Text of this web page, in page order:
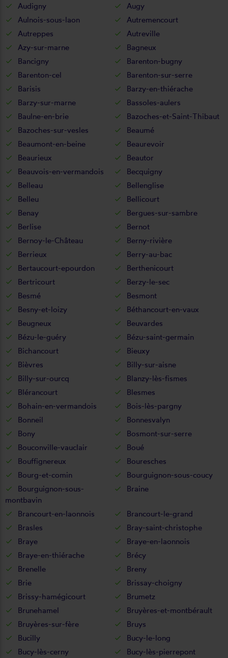
Audigny
Augy
Aulnois-sous-laon
Autremencourt
Autreppes
Autreville
Azy-sur-marne
Bagneux
Bancigny
Barenton-bugny
Barenton-cel
Barenton-sur-serre
Barisis
Barzy-en-thiérache
Barzy-sur-marne
Bassoles-aulers
Baulne-en-brie
Bazoches-et-Saint-Thibaut
Bazoches-sur-vesles
Beaumé
Beaumont-en-beine
Beaurevoir
Beaurieux
Beautor
Beauvois-en-vermandois
Becquigny
Belleau
Bellenglise
Belleu
Bellicourt
Benay
Bergues-sur-sambre
Berlise
Bernot
Bernoy-le-Château
Berny-rivière
Berrieux
Berry-au-bac
Bertaucourt-epourdon
Berthenicourt
Bertricourt
Berzy-le-sec
Besmé
Besmont
Besny-et-loizy
Béthancourt-en-vaux
Beugneux
Beuvardes
Bézu-le-guéry
Bézu-saint-germain
Bichancourt
Bieuxy
Bièvres
Billy-sur-aisne
Billy-sur-ourcq
Blanzy-lès-fismes
Blérancourt
Blesmes
Bohain-en-vermandois
Bois-lès-pargny
Bonneil
Bonnesvalyn
Bony
Bosmont-sur-serre
Bouconville-vauclair
Boué
Bouffignereux
Bouresches
Bourg-et-comin
Bourguignon-sous-coucy
Bourguignon-sous-
montbavin
Braine
Brancourt-en-laonnois
Brancourt-le-grand
Brasles
Bray-saint-christophe
Braye
Braye-en-laonnois
Braye-en-thiérache
Brécy
Brenelle
Breny
Brie
Brissay-choigny
Brissy-hamégicourt
Brumetz
Brunehamel
Bruyères-et-montbérault
Bruyères-sur-fère
Bruys
Bucilly
Bucy-le-long
Bucy-lès-cerny
Bucy-lès-pierrepont